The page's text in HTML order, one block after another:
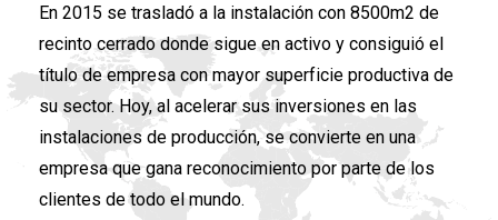
En 2015 se trasladó a la instalación con 8500m2 de
recinto cerrado donde sigue en activo y consiguió el
título de empresa con mayor superficie productiva de
su sector. Hoy, al acelerar sus inversiones en las
instalaciones de producción, se convierte en una
empresa que gana reconocimiento por parte de los
clientes de todo el mundo.